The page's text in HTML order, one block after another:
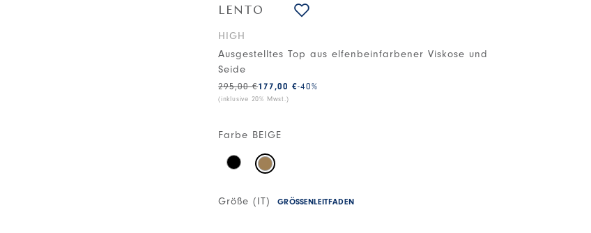
LENTO
HIGH
Ausgestelltes Top aus elfenbeinfarbener Viskose und
Seide
177,00 €
295,00 € -40%
(inklusive 20% Mwst.)
Farbe BEIGE
Größe (IT) GRÖSSENLEITFADEN